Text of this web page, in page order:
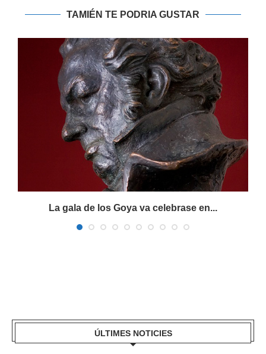
TAMIÉN TE PODRIA GUSTAR
La gala de los Goya va celebrase en...
ÚLTIMES NOTICIES